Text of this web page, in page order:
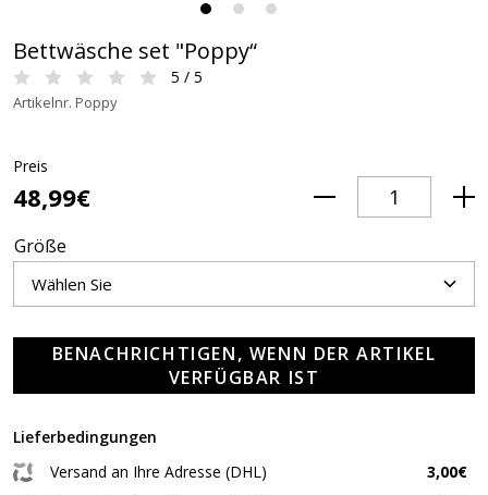
Bettwäsche set "Poppy“
5 / 5
Artikelnr. Poppy
Preis
48,99€
Größe
BENACHRICHTIGEN, WENN DER ARTIKEL
VERFÜGBAR IST
Lieferbedingungen
Versand an Ihre Adresse (DHL)
3,00€